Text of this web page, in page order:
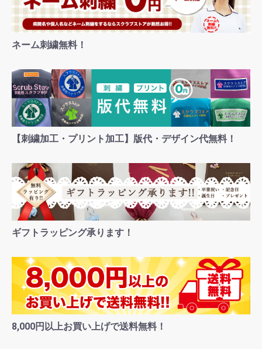
お買い物を続ける カートへ進む
ネーム刺繍無料！
【刺繍加工・プリント加工】版代・デザイン代無料！
ギフトラッピング承ります！
8,000円以上お買い上げで送料無料！